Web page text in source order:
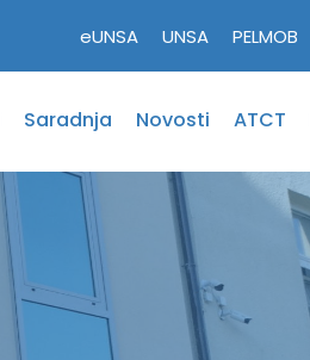
eUNSA UNSA PELMOB
Saradnja Novosti ATCT